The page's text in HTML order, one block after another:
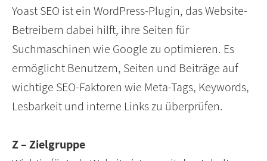
Yoast SEO ist ein WordPress-Plugin, das Website-
Betreibern dabei hilft, ihre Seiten für
Suchmaschinen wie Google zu optimieren. Es
ermöglicht Benutzern, Seiten und Beiträge auf
wichtige SEO-Faktoren wie Meta-Tags, Keywords,
Lesbarkeit und interne Links zu überprüfen.
Z – Zielgruppe